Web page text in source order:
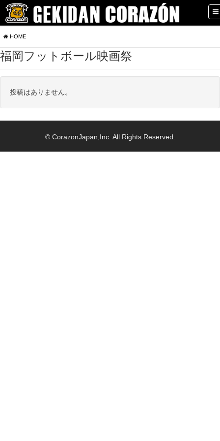
HOME
福岡フットボール映画祭
投稿はありません。
© CorazonJapan,Inc. All Rights Reserved.